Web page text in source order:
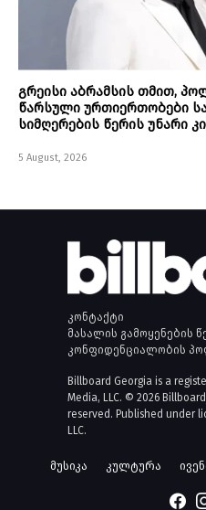
გრეისი აბრამსის თმით,
წარსული ურთიერთობები
სიმღერების წერის უნარი
5 August, 2026
კონტაქტი
მასალის გამოყენების
კონფიდენციალობის
Billboard Georgia is a
Media, LLC. © 2026
reserved. Published under
LLC.
მუსიკა კულტურა